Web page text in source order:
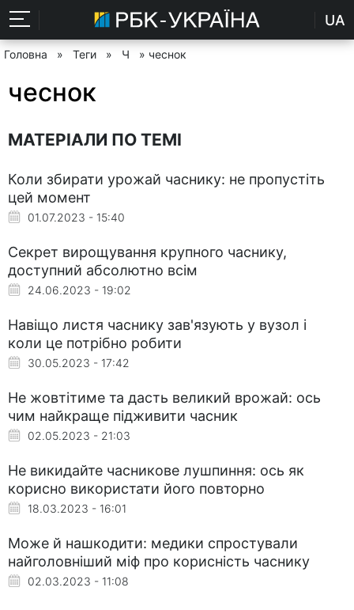
UA
Головна » Теги » Ч » чеснок
чеснок
МАТЕРІАЛИ ПО ТЕМІ
Коли збирати урожай часнику: не пропустіть
цей момент
01.07.2023 - 15:40
Секрет вирощування крупного часнику,
доступний абсолютно всім
24.06.2023 - 19:02
Навіщо листя часнику зав'язують у вузол і
коли це потрібно робити
30.05.2023 - 17:42
Не жовтітиме та дасть великий врожай: ось
чим найкраще підживити часник
02.05.2023 - 21:03
Не викидайте часникове лушпиння: ось як
корисно використати його повторно
18.03.2023 - 16:01
Може й нашкодити: медики спростували
найголовніший міф про корисність часнику
02.03.2023 - 11:08